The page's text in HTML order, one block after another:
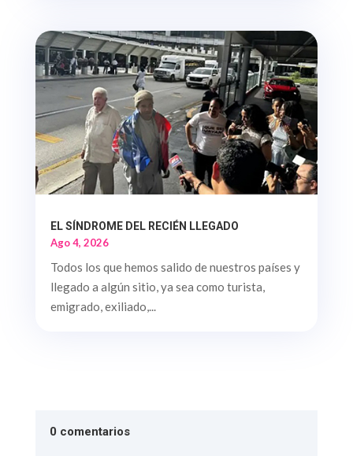
EL SÍNDROME DEL RECIÉN LLEGADO
Ago 4, 2026
Todos los que hemos salido de nuestros países y
llegado a algún sitio, ya sea como turista,
emigrado, exiliado,...
0 comentarios